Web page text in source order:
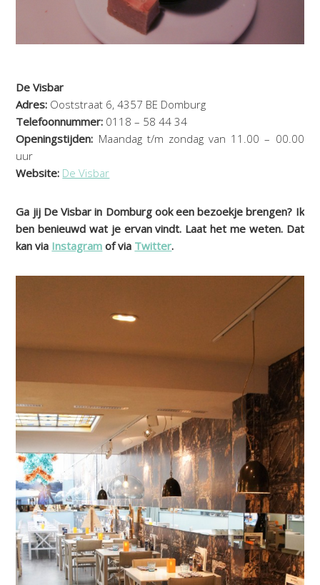
De Visbar
Adres: Ooststraat 6, 4357 BE Domburg
Telefoonnummer: 0118 – 58 44 34
Openingstijden: Maandag t/m zondag van 11.00 – 00.00
uur
Website: De Visbar
Ga jij De Visbar in Domburg ook een bezoekje brengen? Ik
ben benieuwd wat je ervan vindt. Laat het me weten. Dat
kan via Instagram of via Twitter.